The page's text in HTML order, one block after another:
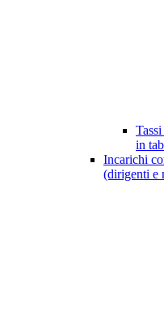
in
Incarichi
(dirigenti e